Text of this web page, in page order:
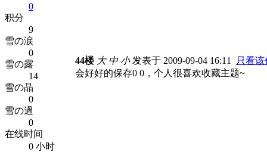
0
积分
9
雪の涙
0
雪の露
14
雪の晶
0
雪の過
0
在线时间
0 小时
44楼 大 中 小发表于 2009-09-04 16:11
只看该
会好好的保存0 0，个人很喜欢收藏主题~